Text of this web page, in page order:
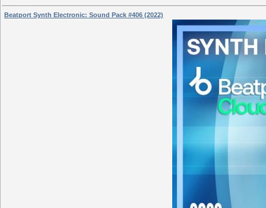
Beatport Synth Electronic: Sound Pack #406 (2022)